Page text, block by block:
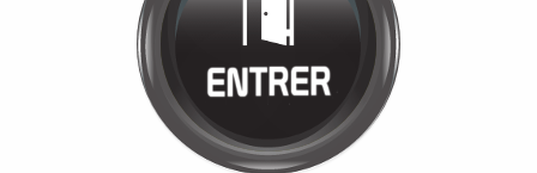
JULIE CARPIO
Cliquez pour entrer